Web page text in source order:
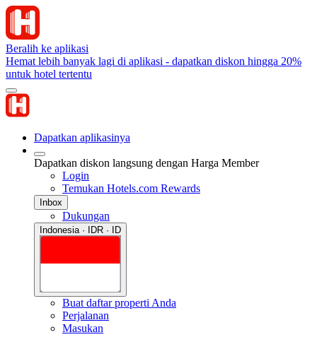
Beralih ke aplikasi
Hemat lebih banyak lagi di aplikasi - dapatkan diskon hingga 20%
untuk hotel tertentu
Dapatkan aplikasinya
Dapatkan diskon langsung dengan Harga Member
Login
Temukan Hotels.com Rewards
Inbox
Dukungan
Indonesia · IDR · ID
Buat daftar properti Anda
Perjalanan
Masukan